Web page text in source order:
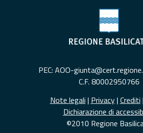
PEC: AOO-
C.F. 80002950766
Note legali | Privacy| Crediti |
Dichiarazione di
©2010 Regione